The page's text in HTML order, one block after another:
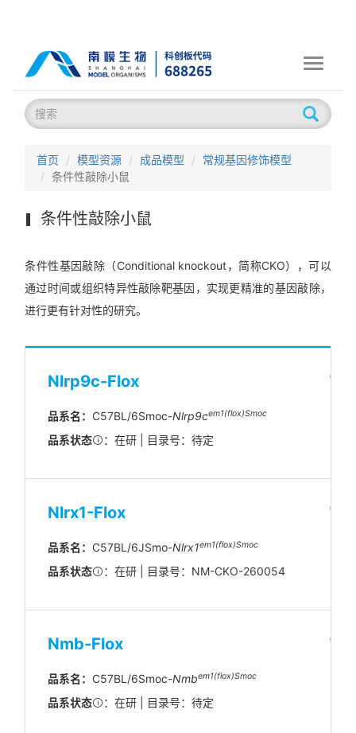
Toggle
首页 模型资源 成品模型
常规基因修饰模型
条件性敲除小鼠
条件性敲除小鼠
条件性基因敲除（Conditional knockout，简称CKO），可以
通过时间或组织特异性敲除靶基因，实现更精准的基因敲除，
进行更有针对性的研究。
Nlrp9c-Flox
品系名： C57BL/6Smoc-Nlrp9cem1(flox)Smoc
品系状态 ：在研 | 目录号：待定
Nlrx1-Flox
品系名： C57BL/6JSmo-Nlrx1em1(flox)Smoc
品系状态 ：在研 | 目录号：NM-CKO-260054
Nmb-Flox
品系名： C57BL/6Smoc-Nmbem1(flox)Smoc
品系状态 ：在研 | 目录号：待定